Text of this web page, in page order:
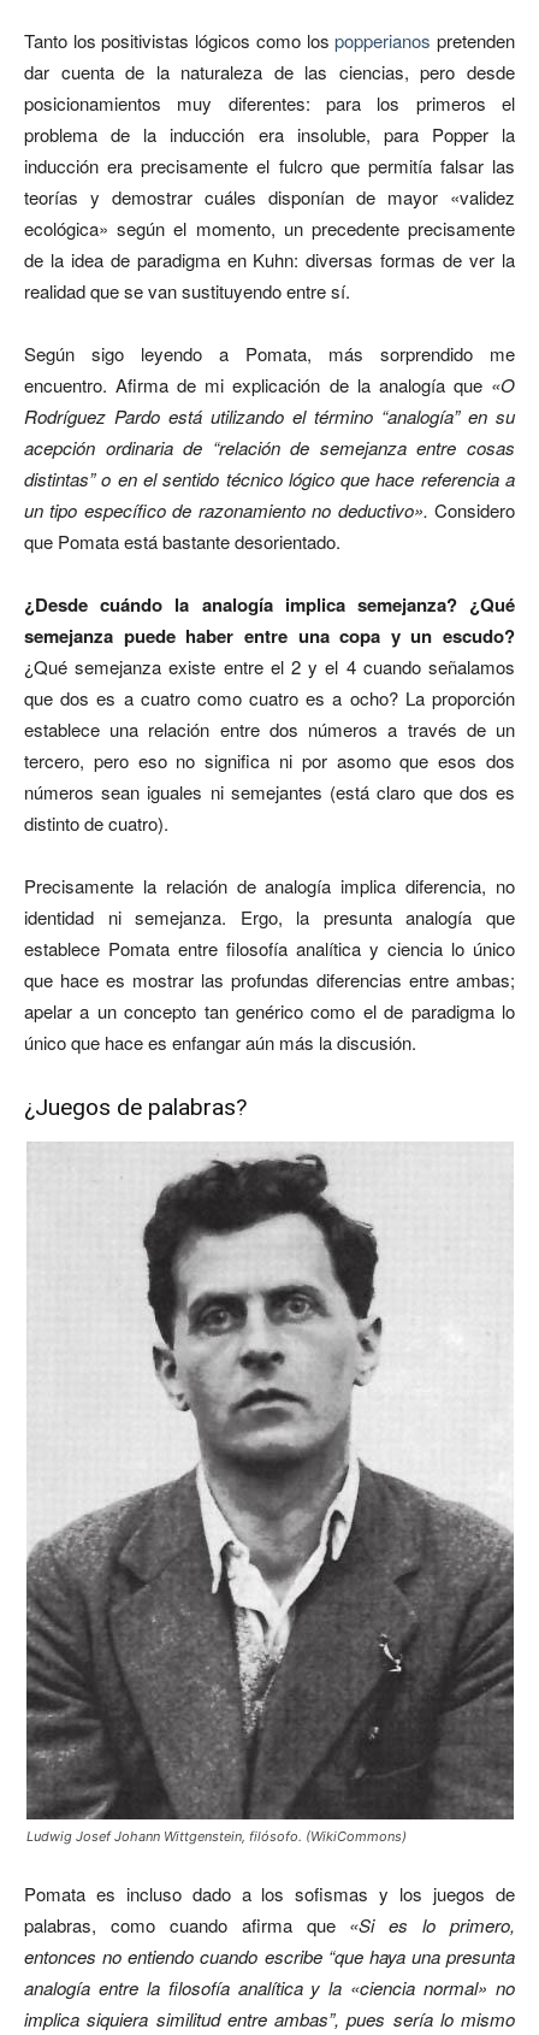
Tanto los positivistas lógicos como lospopperianos pretenden
dar cuenta de la naturaleza de las ciencias, pero desde
posicionamientos muy diferentes: para los primeros el
problema de la inducción era insoluble, para Popper la
inducción era precisamente el fulcro que permitía falsar las
teorías y demostrar cuáles disponían de mayor «validez
ecológica» según el momento, un precedente precisamente
de la idea de paradigma en Kuhn: diversas formas de ver la
realidad que se van sustituyendo entre sí.
Según sigo leyendo a Pomata, más sorprendido me
encuentro. Afirma de mi explicación de la analogía que «O
Rodríguez Pardo está utilizando el término “analogía” en su
acepción ordinaria de “relación de semejanza entre cosas
distintas” o en el sentido técnico lógico que hace referencia a
un tipo específico de razonamiento no deductivo». Considero
que Pomata está bastante desorientado.
¿Desde cuándo la analogía implica semejanza? ¿Qué
semejanza puede haber entre una copa y un escudo?
¿Qué semejanza existe entre el 2 y el 4 cuando señalamos
que dos es a cuatro como cuatro es a ocho? La proporción
establece una relación entre dos números a través de un
tercero, pero eso no significa ni por asomo que esos dos
números sean iguales ni semejantes (está claro que dos es
distinto de cuatro).
Precisamente la relación de analogía implica diferencia, no
identidad ni semejanza. Ergo, la presunta analogía que
establece Pomata entre filosofía analítica y ciencia lo único
que hace es mostrar las profundas diferencias entre ambas;
apelar a un concepto tan genérico como el de paradigma lo
único que hace es enfangar aún más la discusión.
¿Juegos de palabras?
Ludwig Josef Johann Wittgenstein, filósofo. (WikiCommons)
Pomata es incluso dado a los sofismas y los juegos de
palabras, como cuando afirma que «Si es lo primero,
entonces no entiendo cuando escribe “que haya una presunta
analogía entre la filosofía analítica y la «ciencia normal» no
implica siquiera similitud entre ambas”, pues sería lo mismo